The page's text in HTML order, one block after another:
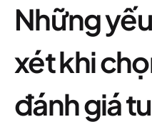
Những
xét khi
đánh giá